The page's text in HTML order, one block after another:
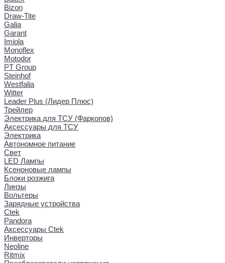
Bizon
Draw-Tite
Galia
Garant
Imiola
Monoflex
Motodor
PT Group
Steinhof
Westfalia
Witter
Leader Plus (Лидер Плюс)
Трейлер
Электрика для ТСУ (Фаркопов)
Аксессуары для ТСУ
Электрика
Автономное питание
Свет
LED Лампы
Ксеноновые лампы
Блоки розжига
Линзы
Вольтеры
Зарядные устройства
Ctek
Pandora
Аксессуары Ctek
Инверторы
Neoline
Ritmix